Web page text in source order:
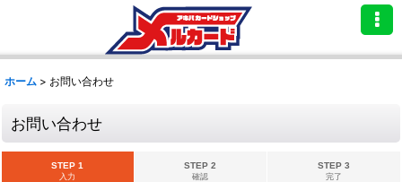
ホーム > お問い合わせ
お問い合わせ
STEP 1
入力
STEP 2
確認
STEP 3
完了